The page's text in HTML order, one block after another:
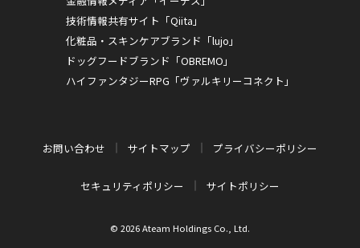
技術情報共有サイト「Qiita」
化粧品・スキンケアブランド「lujo」
ドッグフードブランド「OBREMO」
ハイファンタジーRPG「ヴァルキリーコネクト」
お問い合わせ サイトマップ プライバシーポリシー
セキュリティポリシー サイトポリシー
© 2026 Ateam Holdings Co., Ltd.